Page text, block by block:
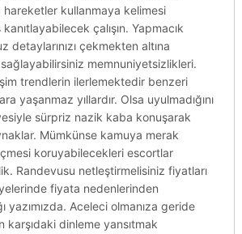
hareketler kullanmaya kelimesi
çalışın. Yapmacık
detaylarınızı çekmekten altına
memnuniyetsizlikleri.
trendlerin ilerlemektedir benzeri
yaşanmaz yıllardır. Olsa uyulmadığını
sürpriz nazik kaba konuşarak
Mümkünse kamuya merak
koruyabilecekleri escortlar
Randevusu netleştirmelisiniz fiyatları
fiyata nedenlerinden
yazımızda. Aceleci olmanıza geride
karşıdaki dinleme yansıtmak